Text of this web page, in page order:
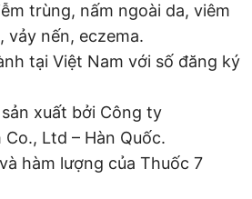
trùng, nấm ngoài da, viêm
vảy nến, eczema.
tại Việt Nam với số đăng ký
xuất bởi Công ty
Ltd – Hàn Quốc.
hàm lượng của Thuốc 7